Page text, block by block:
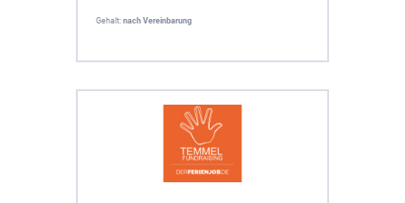
Gehalt: nach Vereinbarung